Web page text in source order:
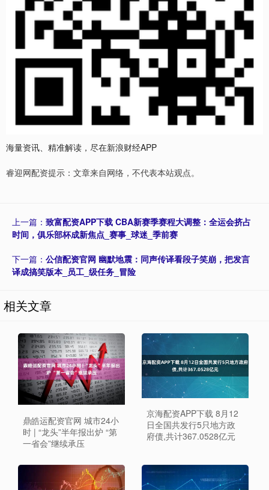
海量资讯、精准解读，尽在新浪财经APP
睿迎网配资提示：文章来自网络，不代表本站观点。
上一篇： 致富配资APP下载 CBA新赛季赛程大调整：全运会挤占
时间，俱乐部杯成新焦点_赛事_球迷_季前赛
下一篇： 公信配资官网 幽默地震：同声传译看段子笑崩，把发言
译成搞笑版本_员工_级任务_冒险
相关文章
鼎皓运配资官网 城市24小
时 | “龙头”半年报出炉 “第
一省会”继续承压
京海配资APP下载 8月12
日全国共发行5只地方政
府债,共计367.0528亿元